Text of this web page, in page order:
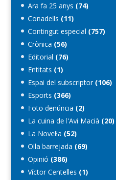
Ara fa 25 anys (74)
Conadells (11)
Contingut especial (757)
Crònica (56)
Editorial (76)
Entitats (1)
Espai del subscriptor(106)
Esports (366)
Foto denúncia (2)
La cuina de l'Avi Macià (20)
La Novel·la (52)
Olla barrejada (69)
Opinió (386)
Víctor Centelles (1)